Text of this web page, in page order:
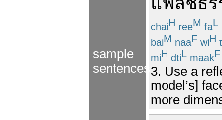
sample
sentences
chaiH reeM faL
baiM naaF wiH
miH dtiL maakF
3. Use a
model’s]
more